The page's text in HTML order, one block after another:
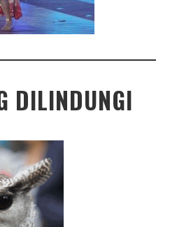
DILINDUNGI